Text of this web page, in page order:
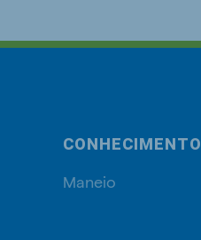
CONHECIMENTO
Maneio